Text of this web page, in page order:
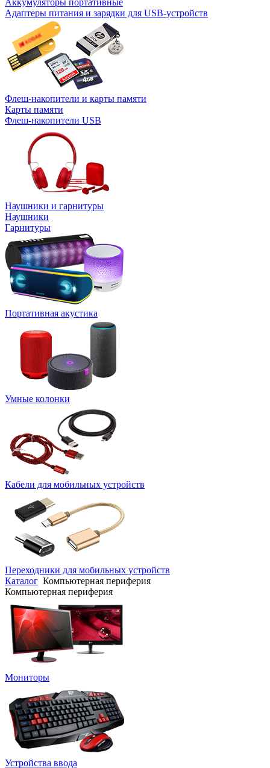
Аккумуляторы портативные
Адаптеры питания и зарядки для USB-устройств
Флеш-накопители и карты памяти
Карты памяти
Флеш-накопители USB
Наушники и гарнитуры
Наушники
Гарнитуры
Портативная акустика
Умные колонки
Кабели для мобильных устройств
Переходники для мобильных устройств
Каталог Компьютерная периферия
Компьютерная периферия
Мониторы
Устройства ввода